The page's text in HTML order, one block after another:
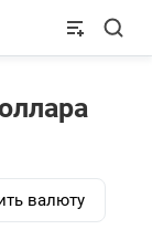
валюту